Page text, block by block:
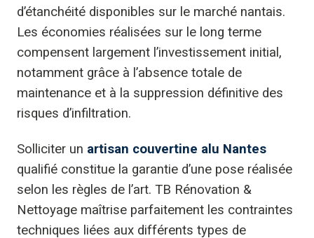
d’étanchéité disponibles sur le marché nantais.
Les économies réalisées sur le long terme
compensent largement l’investissement initial,
notamment grâce à l’absence totale de
maintenance et à la suppression définitive des
risques d’infiltration.
Solliciter un artisan couvertine alu Nantes
qualifié constitue la garantie d’une pose réalisée
selon les règles de l’art. TB Rénovation &
Nettoyage maîtrise parfaitement les contraintes
techniques liées aux différents types de